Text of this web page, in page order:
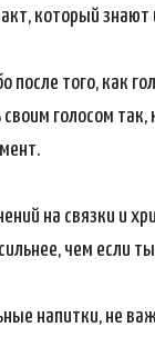
который
того, как
голосом
на связки и
чем если
напитки, не